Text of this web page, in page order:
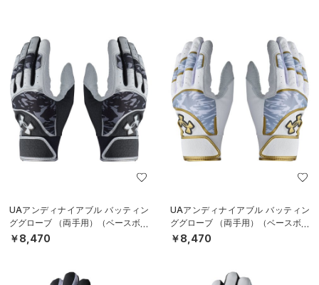
UAアンディナイアブル バッティン
ググローブ （両手用）（ベースボー
ル/MEN）
￥8,470
UAアンディナイアブル バッティン
ググローブ （両手用）（ベースボー
ル/MEN）
￥8,470